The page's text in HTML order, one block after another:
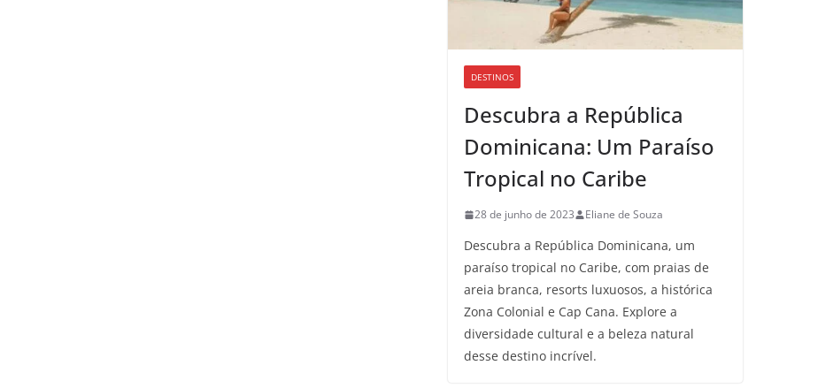
DESTINOS
Descubra a República
Dominicana: Um Paraíso
Tropical no Caribe
28 de junho de 2023 Eliane de Souza
Descubra a República Dominicana, um
paraíso tropical no Caribe, com praias de
areia branca, resorts luxuosos, a histórica
Zona Colonial e Cap Cana. Explore a
diversidade cultural e a beleza natural
desse destino incrível.